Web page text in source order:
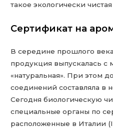
такое экологически
Сертификат на
В середине прошлого
продукция выпускалась с
«натуральная». При этом
соединений составляла в
Сегодня биологическую
специальные органы по
расположенные в Италии